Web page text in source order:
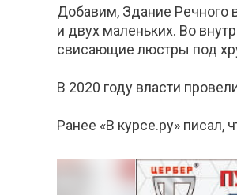
Добавим, Здание Речного
и двух маленьких. Во
свисающие люстры под
В 2020 году власти
Ранее «В курсе.ру» писал,